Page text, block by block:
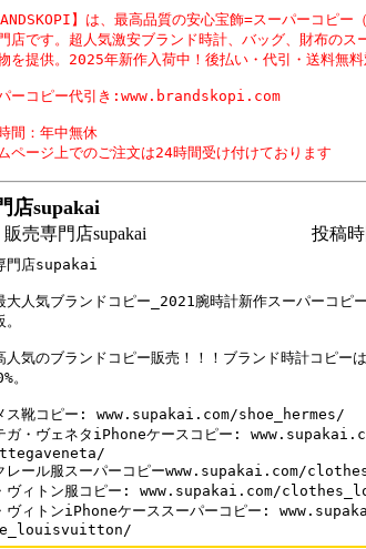
】は、最高品質の安心宝飾=スーパーコピー
店です。超人気激安ブランド時計、バッグ、財布のス
を提供。2025年新作入荷中！後払い・代引・送料無料
ーコピー代引き:www.brandskopi.com
間：年中無休
ページ上でのご注文は24時間受け付けております
店supakai
売専門店supakai
投稿
門店supakai
大人気ブランドコピー_2021腕時計新作スーパーコピ
人気のブランドコピー販売！！！ブランド時計コピー
。
ス靴コピー: www.supakai.com/shoe_hermes/
ガ・ヴェネタiPhoneケースコピー:
レール服スーパーコピーwww.supakai.com/
ヴィトン服コピー: www.supakai.com/
ヴィトンiPhoneケーススーパーコピー: